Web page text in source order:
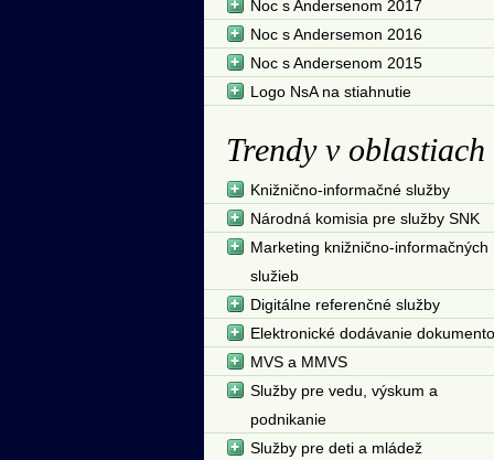
Noc s Andersenom 2017
Noc s Andersemon 2016
Noc s Andersenom 2015
Logo NsA na stiahnutie
Trendy v oblastiach
Knižnično-informačné služby
Národná komisia pre služby SNK
Marketing knižnično-informačných
služieb
Digitálne referenčné služby
Elektronické dodávanie
MVS a MMVS
Služby pre vedu, výskum a
podnikanie
Služby pre deti a mládež